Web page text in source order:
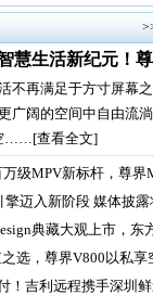
慧生活新纪元！
不再满足于方寸屏幕
广阔的空间中自由流
……[查看全文]
万级MPV新标杆，尊
擎迈入新阶段 媒体披
典藏大观上市，
之选，尊界V800以私
！吉利远程携手深圳